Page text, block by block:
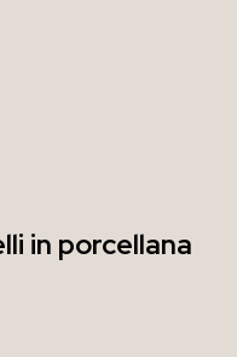
in porcellana